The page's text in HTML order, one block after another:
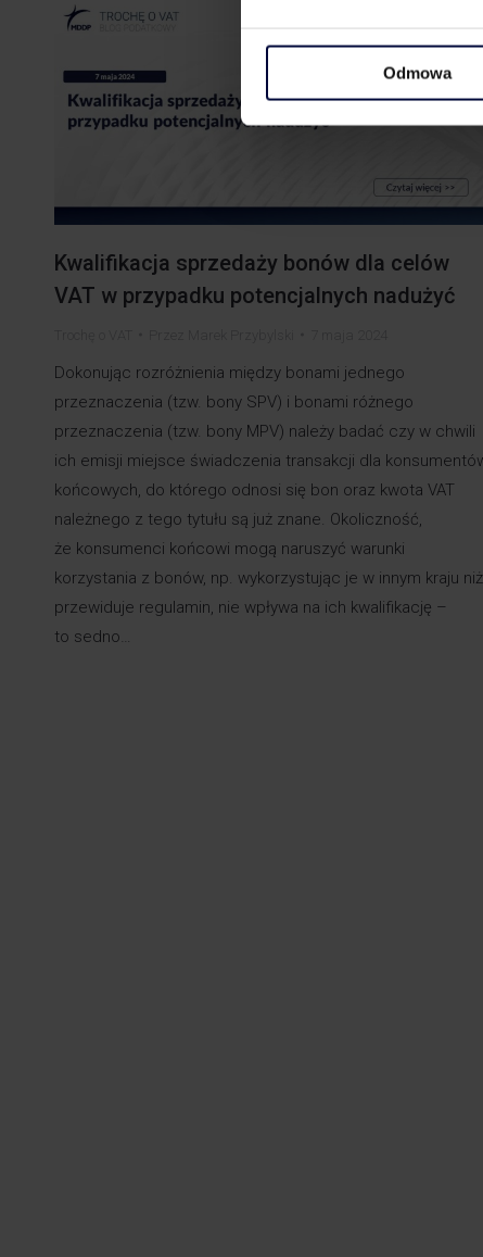
Odmowa
Kwalifikacja sprzedaży bonów dla celów
VAT w przypadku potencjalnych nadużyć
Dokonując rozróżnienia między bonami jednego
przeznaczenia (tzw. bony SPV) i bonami różnego
przeznaczenia (tzw. bony MPV) należy badać czy w chwili
ich emisji miejsce świadczenia transakcji dla
końcowych, do którego odnosi się bon oraz kwota VAT
należnego z tego tytułu są już znane. Okoliczność,
że konsumenci końcowi mogą naruszyć warunki
korzystania z bonów, np. wykorzystując je w innym kraju niż
przewiduje regulamin, nie wpływa na ich kwalifikację –
to sedno…